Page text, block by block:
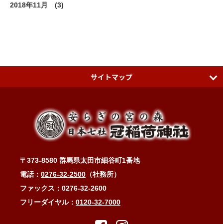
2018年11月 (3)
サイトマップ
日本七社 冠稲荷神社
ティアラグリーンパレス
アクセスMAP
冠稲荷神社ブログ
お問い合わせ・ご祈祷予約
〒373-8580 群馬県太田市細谷町1番地
電話： 0276-32-2500 （社務所）
ファックス：0276-32-2600
フリーダイヤル： 0120-32-7000